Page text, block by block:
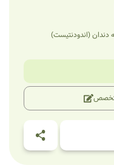
(اندودنتیست)